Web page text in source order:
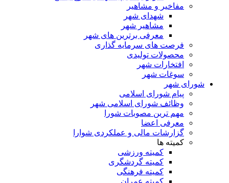
مفاخیر و مشاهیر
شهدای شهر
مشاهیر شهر
معرفی برترین های شهر
فرصت های سرمایه گذاری
محصولات تولیدی
افتخارات شهر
سوغات شهر
شورای شهر
پیام شورای اسلامی
وظائف شورای اسلامی شهر
مهم ترین مصوبات شورا
معرفی اعضا
گزارشات مالی و عملکردی شوارا
کمیته ها
کمیته ورزشی
کمیته گردشگری
کمیته فرهنگی